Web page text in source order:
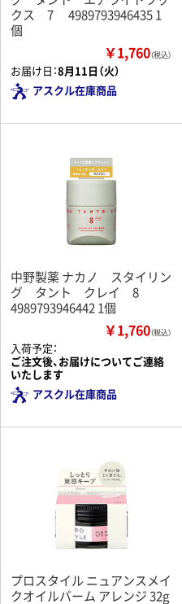
クス 7 4989793946435 1
個
￥1,760（税込）
お届け日：8月11日（火）
アスクル在庫商品
中野製薬 ナカノ スタイリン
グ タント クレイ 8
4989793946442 1個
￥1,760（税込）
入荷予定：
ご注文後、お届けについてご連絡
いたします
アスクル在庫商品
プロスタイル ニュアンスメイ
クオイルバーム アレンジ 32g